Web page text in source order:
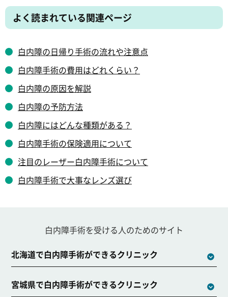
よく読まれている関連ページ
白内障の日帰り手術の流れや注意点
白内障手術の費用はどれくらい？
白内障の原因を解説
白内障の予防方法
白内障にはどんな種類がある？
白内障手術の保険適用について
注目のレーザー白内障手術について
白内障手術で大事なレンズ選び
白内障手術を受ける人のためのサイト
北海道で白内障手術ができるクリニック
宮城県で白内障手術ができるクリニック